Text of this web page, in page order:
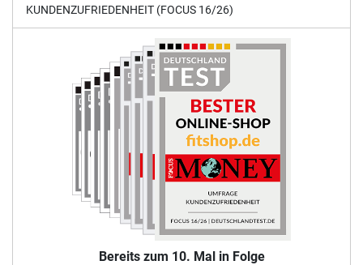
KUNDENZUFRIEDENHEIT (FOCUS 16/26)
Bereits zum 10. Mal in Folge